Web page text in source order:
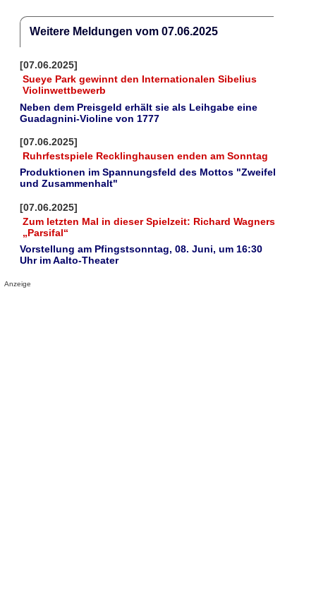
Weitere Meldungen vom 07.06.2025
[07.06.2025]
Sueye Park gewinnt den Internationalen Sibelius
Violinwettbewerb
Neben dem Preisgeld erhält sie als Leihgabe eine
Guadagnini-Violine von 1777
[07.06.2025]
Ruhrfestspiele Recklinghausen enden am Sonntag
Produktionen im Spannungsfeld des Mottos "Zweifel
und Zusammenhalt"
[07.06.2025]
Zum letzten Mal in dieser Spielzeit: Richard Wagners
„Parsifal“
Vorstellung am Pfingstsonntag, 08. Juni, um 16:30
Uhr im Aalto-Theater
Anzeige